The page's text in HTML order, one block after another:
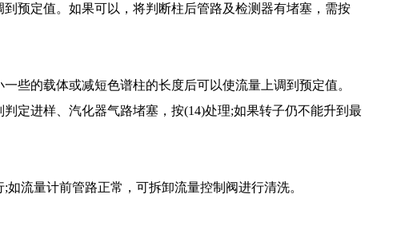
预定值。如果可以，将判断柱后管路及检测器有堵塞，需按
的载体或减短色谱柱的长度后可以使流量上调到预定值。
进样、汽化器气路堵塞，按(14)处理;如果转子仍不能升到最
流量计前管路正常，可拆卸流量控制阀进行清洗。